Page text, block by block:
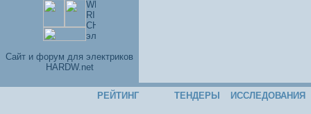
Cайт и форум для электриков
HARDW.net
РЕЙТИНГ ТЕНДЕРЫ ИССЛЕДОВАНИЯ